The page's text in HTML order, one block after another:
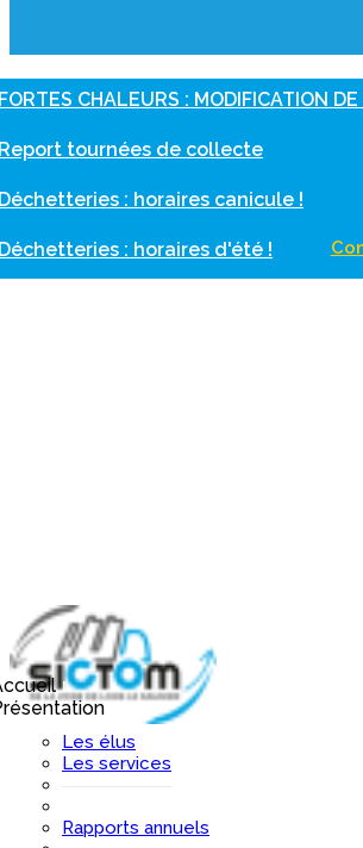
CHALEURS : MODIFICATION
tournées de collecte
: horaires canicule !
: horaires d'été !
I
Les élus
Les services
Rapports annuels